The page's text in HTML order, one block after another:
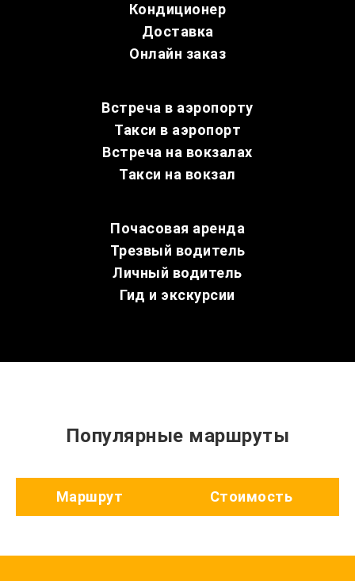
Кондиционер
Доставка
Онлайн заказ
Встреча в аэропорту
Такси в аэропорт
Встреча на вокзалах
Такси на вокзал
Почасовая аренда
Трезвый водитель
Личный водитель
Гид и экскурсии
Популярные маршруты
Маршрут Стоимость